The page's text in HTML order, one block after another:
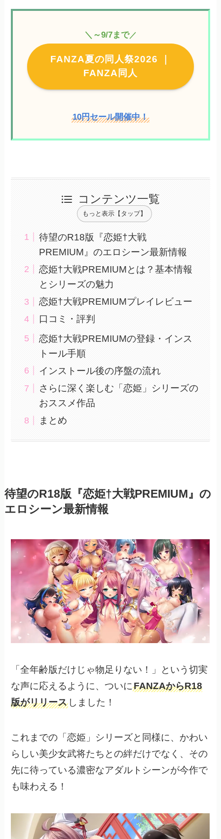
＼～9/7まで／
FANZA夏の同人祭2026 ｜
FANZA同人
10円セール開催中！
コンテンツ一覧
もっと表示【タップ】
待望のR18版『恋姫†大戦
PREMIUM』のエロシーン最新情報
恋姫†大戦PREMIUMとは？基本情報
とシリーズの魅力
恋姫†大戦PREMIUMプレイレビュー
口コミ・評判
恋姫†大戦PREMIUMの登録・インス
トール手順
インストール後の序盤の流れ
さらに深く楽しむ「恋姫」シリーズの
おススメ作品
まとめ
待望のR18版『恋姫†大戦PREMIUM』の
エロシーン最新情報
「全年齢版だけじゃ物足りない！」という切実
な声に応えるように、ついにFANZAからR18
版がリリース しました！
これまでの「恋姫」シリーズと同様に、かわい
らしい美少女武将たちとの絆だけでなく、その
先に待っている濃密なアダルトシーンが今作で
も味わえる！